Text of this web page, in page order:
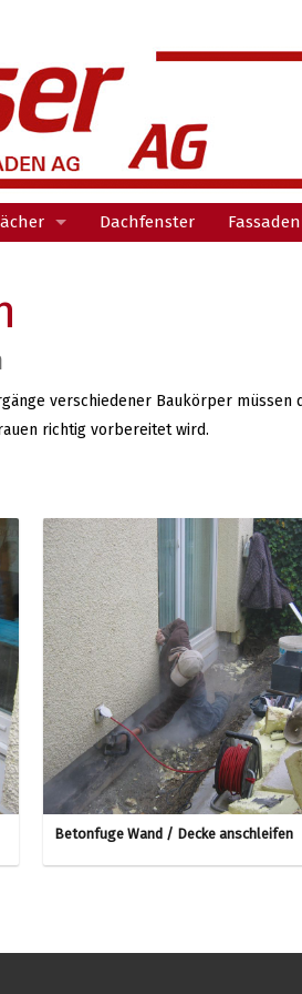
Nutzschichten
Dachfenster
verschiedener Baukörper
richtig vorbereitet wird.
Betonfuge Wand / Decke anschleifen